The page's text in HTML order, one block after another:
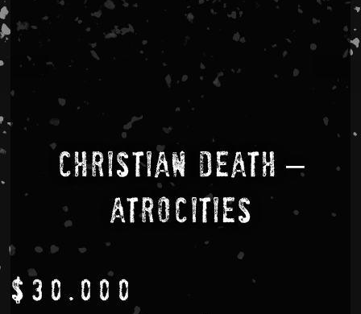
Christian Death –
Atrocities
$ 30.000